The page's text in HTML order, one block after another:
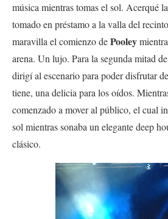
música mientras tomas el sol. Acerqué
tomado en préstamo a la valla del
maravilla el comienzo dePooley
arena. Un lujo. Para la segunda mitad
dirigí al escenario para poder disfrutar
tiene, una delicia para los oídos.
comenzado a mover al público, el cual
sol mientras sonaba un elegante deep
clásico.